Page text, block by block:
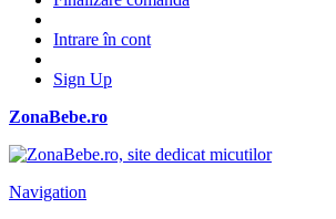
Intrare în cont
Sign Up
ZonaBebe.ro
Navigation